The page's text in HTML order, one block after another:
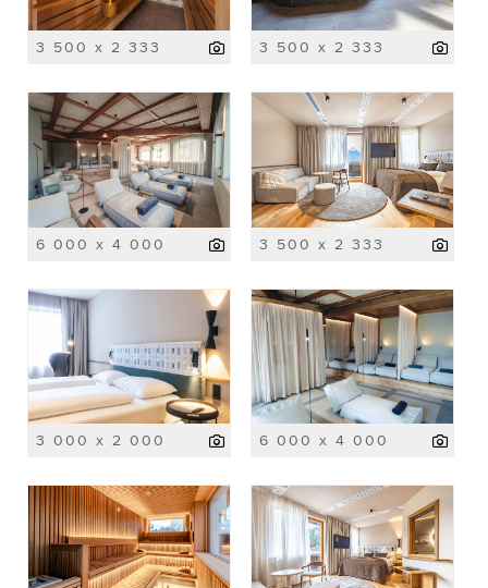
3 500 x 2 333 3 500 x 2 333
6 000 x 4 000 3 500 x 2 333
3 000 x 2 000 6 000 x 4 000